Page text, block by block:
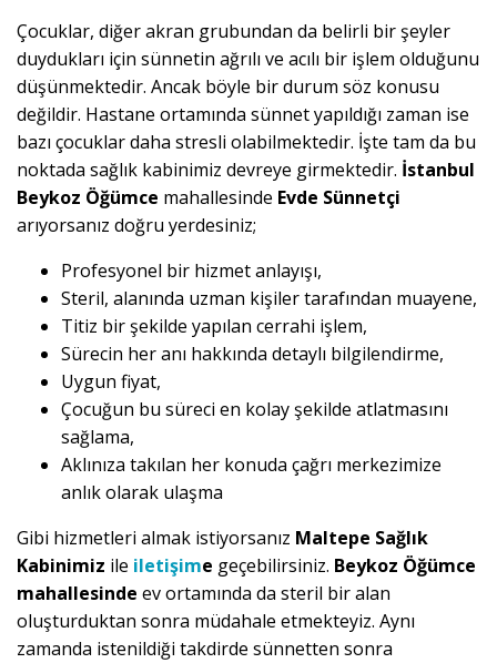
Çocuklar, diğer akran grubundan da belirli bir şeyler
duydukları için sünnetin ağrılı ve acılı bir işlem olduğunu
düşünmektedir. Ancak böyle bir durum söz konusu
değildir. Hastane ortamında sünnet yapıldığı zaman ise
bazı çocuklar daha stresli olabilmektedir. İşte tam da bu
noktada sağlık kabinimiz devreye girmektedir. İstanbul
Beykoz Öğümce mahallesinde Evde Sünnetçi
arıyorsanız doğru yerdesiniz;
Profesyonel bir hizmet anlayışı,
Steril, alanında uzman kişiler tarafından muayene,
Titiz bir şekilde yapılan cerrahi işlem,
Sürecin her anı hakkında detaylı bilgilendirme,
Uygun fiyat,
Çocuğun bu süreci en kolay şekilde atlatmasını
sağlama,
Aklınıza takılan her konuda çağrı merkezimize
anlık olarak ulaşma
Gibi hizmetleri almak istiyorsanız Maltepe Sağlık
Kabinimiz ile iletişime geçebilirsiniz. Beykoz Öğümce
mahallesinde ev ortamında da steril bir alan
oluşturduktan sonra müdahale etmekteyiz. Aynı
zamanda istenildiği takdirde sünnetten sonra